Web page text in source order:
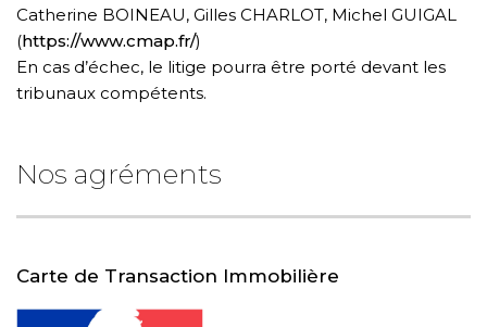
Catherine BOINEAU, Gilles CHARLOT, Michel GUIGAL
(https://www.cmap.fr/)
En cas d’échec, le litige pourra être porté devant les
tribunaux compétents.
Nos agréments
Carte de Transaction Immobilière